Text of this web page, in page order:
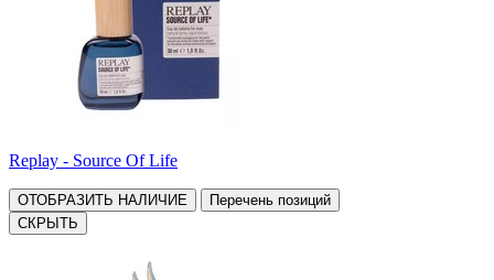
Replay - Source Of Life
ОТОБРАЗИТЬ НАЛИЧИЕ
Перечень позиций
СКРЫТЬ